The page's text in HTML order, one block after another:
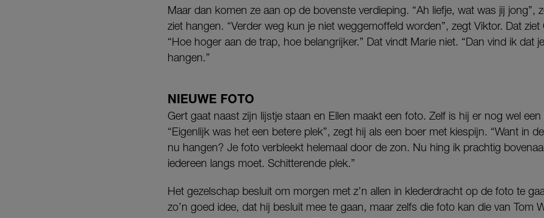
Maar dan komen ze aan op de bovenste verdieping. “Ah liefje, wat was jij jong”,
ziet hangen. “Verder weg kun je niet weggemoffeld worden”, zegt Viktor. Dat
“Hoe hoger aan de trap, hoe belangrijker.” Dat vindt Marie niet. “Dan vind ik dat
hangen.”
NIEUWE FOTO
Gert gaat naast zijn lijstje staan en Ellen maakt een foto. Zelf is hij er nog wel een
“Eigenlijk was het een betere plek”, zegt hij als een boer met kiespijn. “Want in
nu hangen? Je foto verbleekt helemaal door de zon. Nu hing ik prachtig
iedereen langs moet. Schitterende plek.”
Het gezelschap besluit om morgen met z’n allen in klederdracht op de foto te
zo’n goed idee, dat hij besluit mee te gaan, maar zelfs die foto kan die van Tom